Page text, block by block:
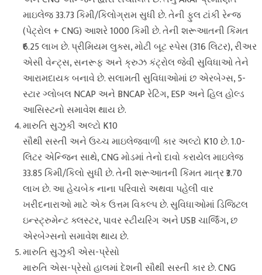
માઇલેજ 33.73 કિમી/કિલોગ્રામ સુધી છે. તેની ફુલ ટાંકી રેન્જ
(પેટ્રોલ + CNG) આશરે 1000 કિમી છે. તેની શરૂઆતની કિંમત
₹6.25 લાખ છે. પ્રીમિયમ લુક્સ, મોટી બૂટ સ્પેસ (316 લિટર), રીઅર
એસી વેન્ટ્સ, સનરૂફ અને ક્રુઝ કંટ્રોલ જેવી સુવિધાઓ તેને
આરામદાયક બનાવે છે. સલામતી સુવિધાઓમાં છ એરબેગ્સ, 5-
સ્ટાર ગ્લોબલ NCAP અને BNCAP રેટિંગ, ESP અને હિલ હોલ્ડ
આસિસ્ટનો સમાવેશ થાય છે.
મારુતિ સુઝુકી અલ્ટો K10
સૌથી સસ્તી અને ઉચ્ચ માઇલેજવાળી કાર અલ્ટો K10 છે. 1.0-
લિટર એન્જિન સાથે, CNG મોડમાં તેનો દાવો કરાયેલ માઇલેજ
33.85 કિમી/કિલો સુધી છે. તેની શરૂઆતની કિંમત માત્ર ₹3.70
લાખ છે. આ હેચબેક નાના પરિવારો અથવા પહેલી વાર
ખરીદનારાઓ માટે એક ઉત્તમ વિકલ્પ છે. સુવિધાઓમાં ડિજિટલ
ઇન્સ્ટ્રુમેન્ટ ક્લસ્ટર, પાવર સ્ટીયરિંગ અને USB ચાર્જિંગ, છ
એરબેગ્સનો સમાવેશ થાય છે.
મારુતિ સુઝુકી એસ-પ્રેસો
મારુતિ એસ-પ્રેસો હાલમાં દેશની સૌથી સસ્તી કાર છે. CNG